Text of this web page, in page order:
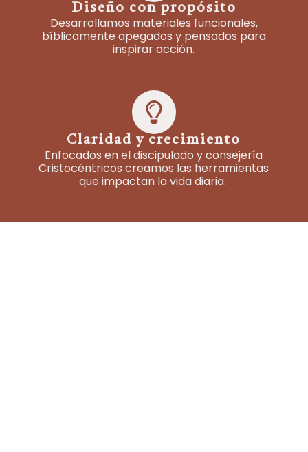
Diseño con propósito
Desarrollamos materiales funcionales,
bíblicamente apegados y pensados para
inspirar acción.
Claridad y crecimiento
Enfocados en el discipulado y consejería
Cristocéntricos creamos las herramientas
que impactan la vida diaria.